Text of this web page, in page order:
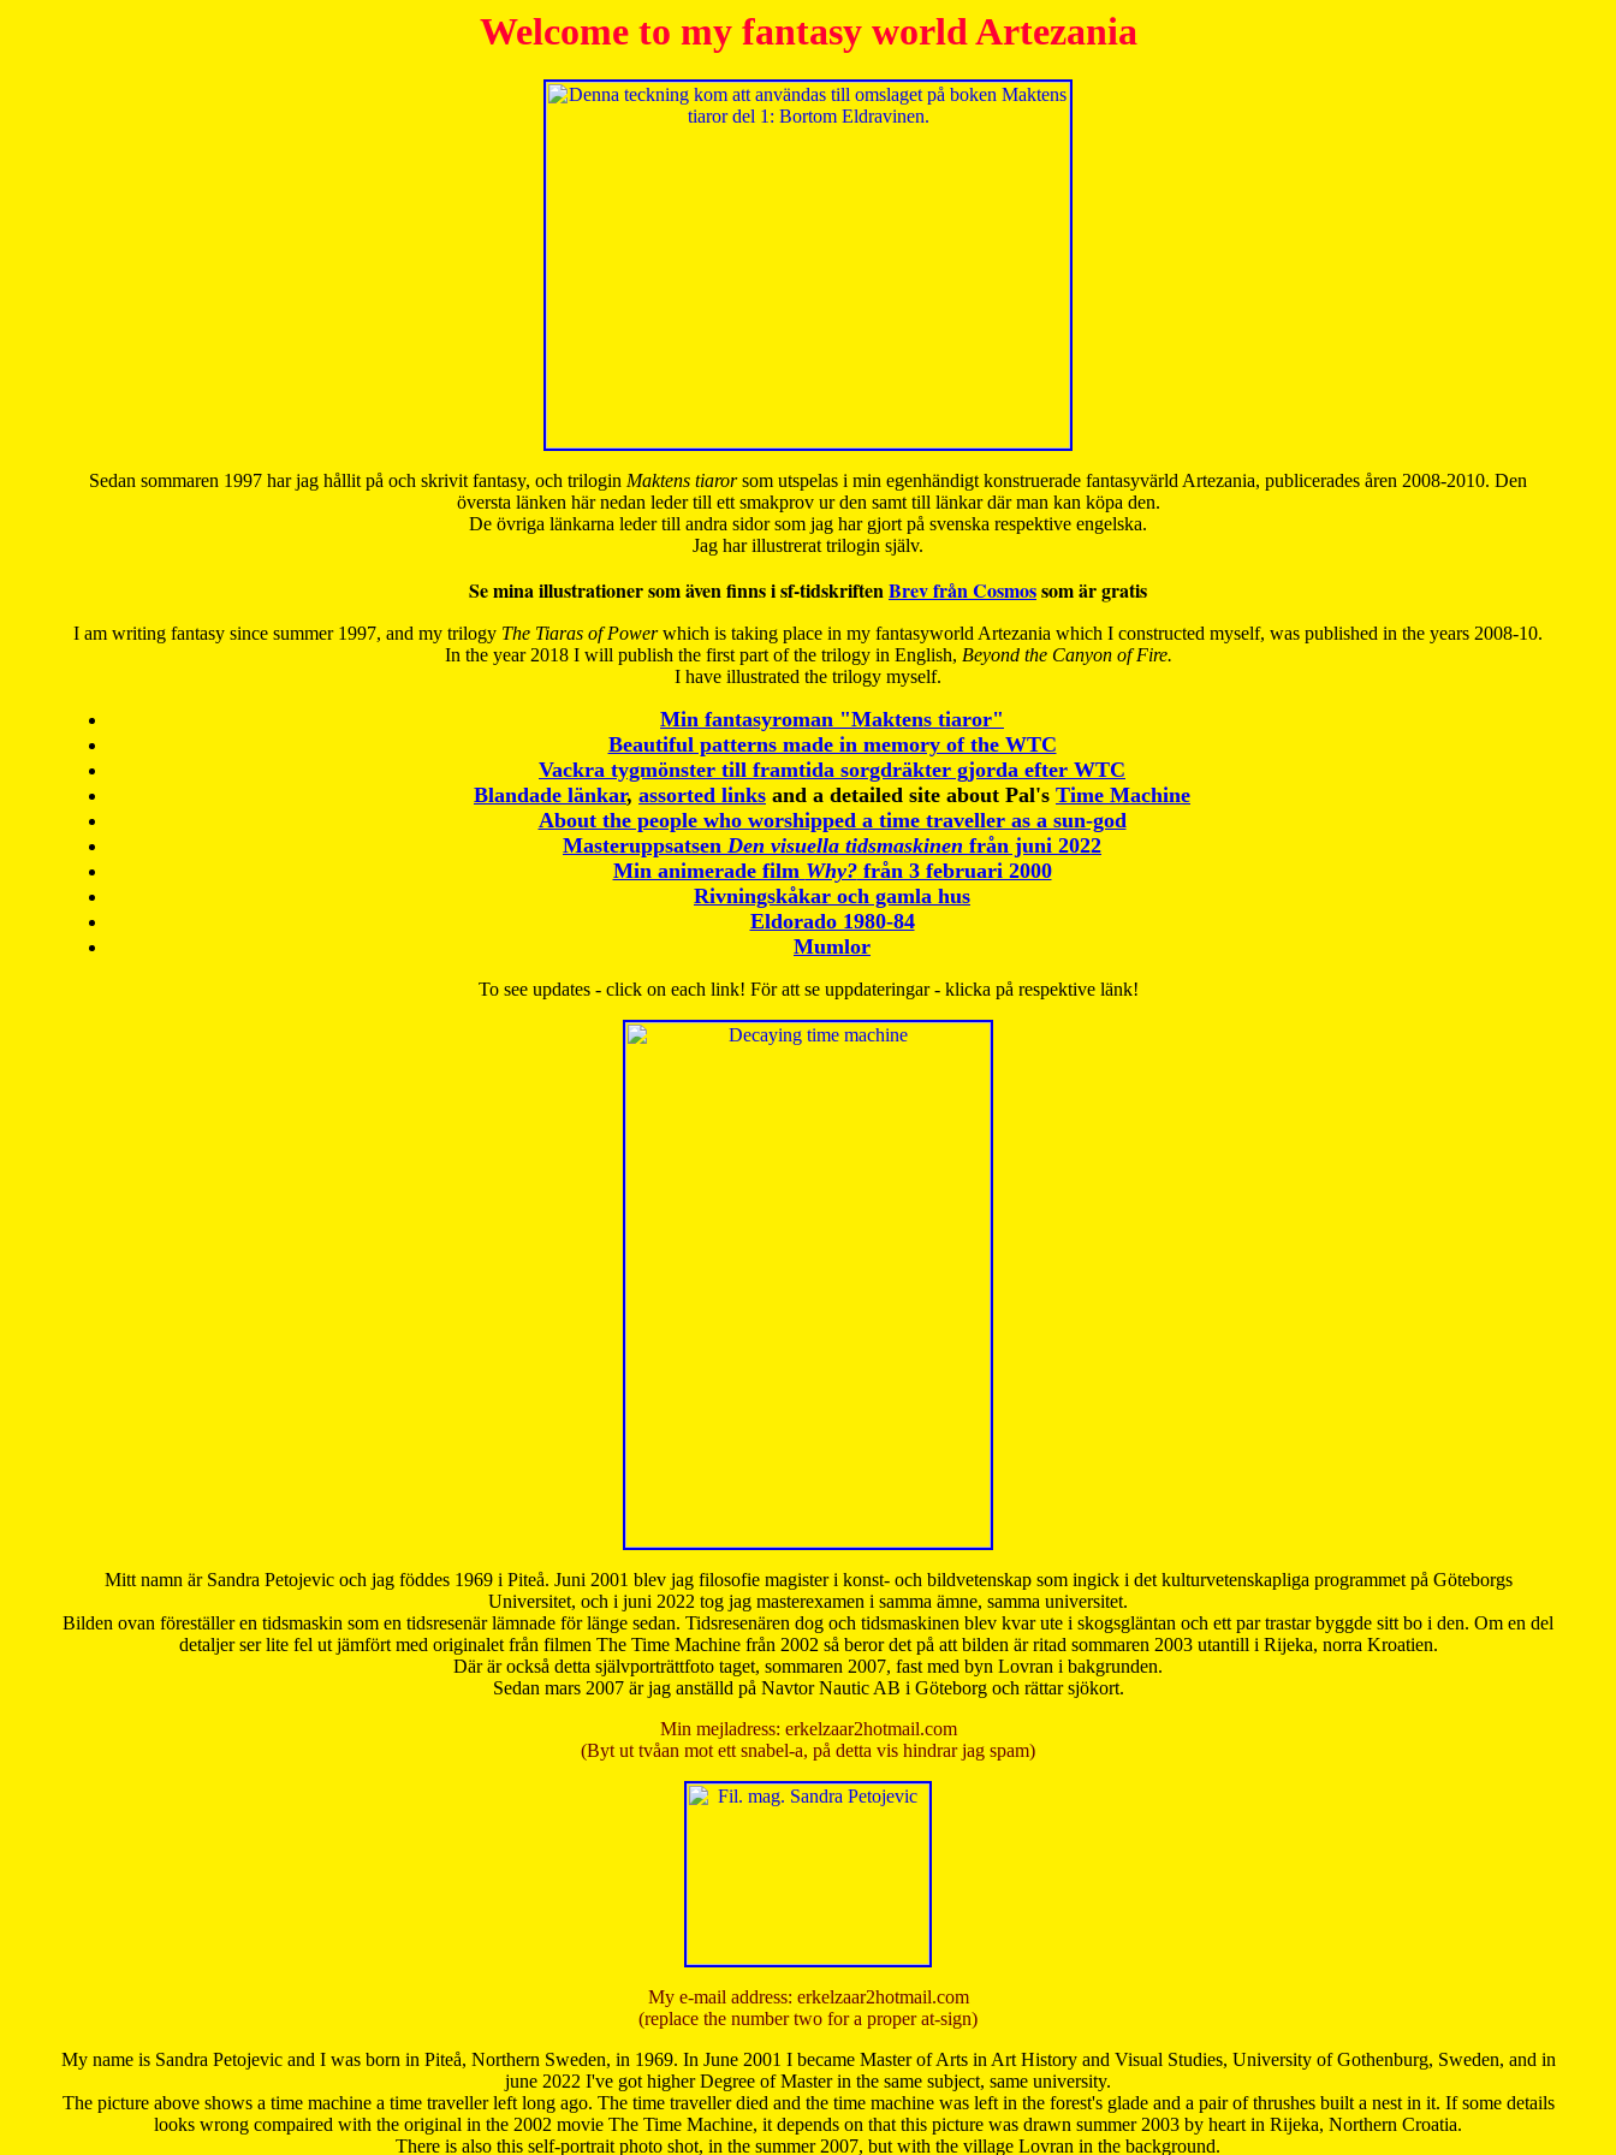
Welcome to my fantasy world Artezania
Sedan sommaren 1997 har jag hållit på och skrivit fantasy, och trilogin Maktens tiarorsom utspelas i min egenhändigt konstruerade fantasyvärld Artezania, publicerades åren 2008-2010. Den
översta länken här nedan leder till ett smakprov ur den samt till länkar där man kan köpa den.
De övriga länkarna leder till andra sidor som jag har gjort på svenska respektive engelska.
Jag har illustrerat trilogin själv.
Se mina illustrationer som även finns i sf-tidskriftenBrev från Cosmossom är gratis
I am writing fantasy since summer 1997, and my trilogy The Tiaras of Powerwhich is taking place in my fantasyworld Artezania which I constructed myself, was published in the years 2008-10.
In the year 2018 I will publish the first part of the trilogy in English, Beyond the Canyon of Fire.
I have illustrated the trilogy myself.
Min fantasyroman "Maktens tiaror"
Beautiful patterns made in memory of the WTC
Vackra tygmönster till framtida sorgdräkter gjorda efter WTC
Blandade länkar, assorted links and a detailed site about Pal's Time Machine
About the people who worshipped a time traveller as a sun-god
Masteruppsatsen Den visuella tidsmaskinen från juni 2022
Min animerade film Why?från 3 februari 2000
Rivningskåkar och gamla hus
Eldorado 1980-84
Mumlor
To see updates - click on each link! För att se uppdateringar - klicka på respektive länk!
Mitt namn är Sandra Petojevic och jag föddes 1969 i Piteå. Juni 2001 blev jag filosofie magister i konst- och bildvetenskap som ingick i det kulturvetenskapliga programmet på Göteborgs
Universitet, och i juni 2022 tog jag masterexamen i samma ämne, samma universitet.
Bilden ovan föreställer en tidsmaskin som en tidsresenär lämnade för länge sedan. Tidsresenären dog och tidsmaskinen blev kvar ute i skogsgläntan och ett par trastar byggde sitt bo i den. Om en del
detaljer ser lite fel ut jämfört med originalet från filmen The Time Machine från 2002 så beror det på att bilden är ritad sommaren 2003 utantill i Rijeka, norra Kroatien.
Där är också detta självporträttfoto taget, sommaren 2007, fast med byn Lovran i bakgrunden.
Sedan mars 2007 är jag anställd på Navtor Nautic AB i Göteborg och rättar sjökort.
Min mejladress: erkelzaar2hotmail.com
(Byt ut tvåan mot ett snabel-a, på detta vis hindrar jag spam)
My e-mail address: erkelzaar2hotmail.com
(replace the number two for a proper at-sign)
My name is Sandra Petojevic and I was born in Piteå, Northern Sweden, in 1969. In June 2001 I became Master of Arts in Art History and Visual Studies, University of Gothenburg, Sweden, and in
june 2022 I've got higher Degree of Master in the same subject, same university.
The picture above shows a time machine a time traveller left long ago. The time traveller died and the time machine was left in the forest's glade and a pair of thrushes built a nest in it. If some details
looks wrong compaired with the original in the 2002 movie The Time Machine, it depends on that this picture was drawn summer 2003 by heart in Rijeka, Northern Croatia.
There is also this self-portrait photo shot, in the summer 2007, but with the village Lovran in the background.